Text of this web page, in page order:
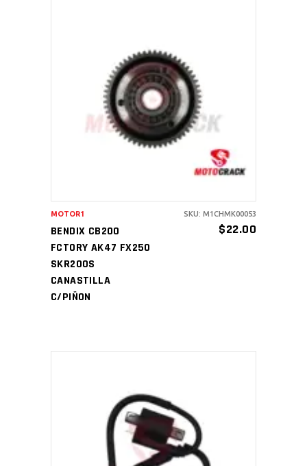
AÑADIR AL CARRITO
BENDIX CB200
FCTORY AK47 FX250
SKR200S
CANASTILLA
C/PIÑON
$22.00
MOTOR1 SKU: M1CHMK00053
AÑADIR AL CARRITO